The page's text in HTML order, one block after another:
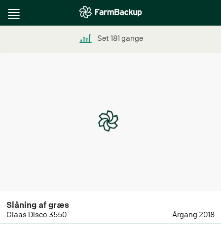
Toggle
Set 181 gange
Slåning af græs
Claas Disco 3550 Årgang 2018